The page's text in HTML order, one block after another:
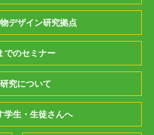
デザイン研究拠点
でのセミナー
究について
学生・生徒さんへ